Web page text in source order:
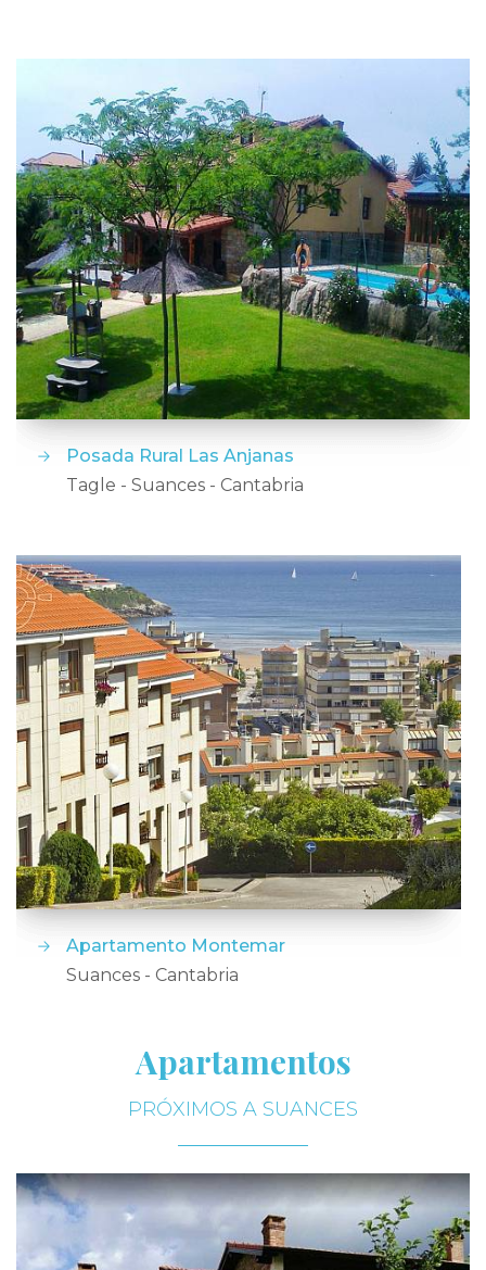
Posada Rural Las Anjanas
Tagle - Suances - Cantabria
Apartamento Montemar
Suances - Cantabria
Apartamentos
PRÓXIMOS A SUANCES